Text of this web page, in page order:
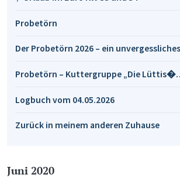
Probetörn
Der Probetörn 2026 – ein
Probetörn – Kuttergruppe „Die
Logbuch vom 04.05.2026
Zurück in meinem anderen Zuhause
Juni 2020